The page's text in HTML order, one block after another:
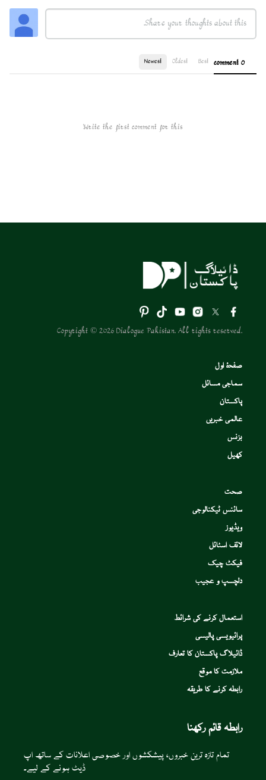
0 comment
Best
Oldest
Newest
Write the first comment for this!
Copyright © 2026 Dialogue Pakistan. All rights reserved.
صفحۂ اول
سماجی مسائل
پاکستان
عالمی خبریں
بزنس
کھیل
صحت
سائنس ٹیکنالوجی
ویڈیوز
لائف اسٹائل
فیکٹ چیک
دلچسپ و عجیب
استعمال کرنے کی شرائط
پرائیویسی پالیسی
ڈائیلاگ پاکستان کا تعارف
ملازمت کا موقع
رابطہ کرنے کا طریقہ
رابطہ قائم رکھنا
تمام تازہ ترین خبروں، پیشکشوں اور خصوصی اعلانات کے ساتھ اپ
ڈیٹ ہونے کے لیے۔